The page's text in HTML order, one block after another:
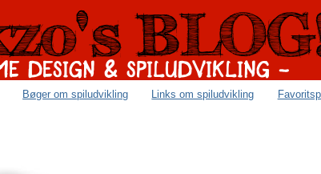
Bøger om spiludvikling Links om spiludvikling